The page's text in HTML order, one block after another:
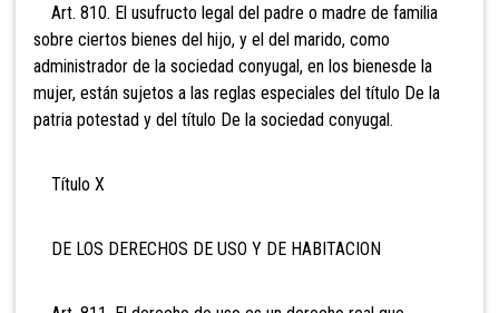
Art. 810. El usufructo legal del padre o madre de familia
sobre ciertos bienes del hijo, y el del marido, como
administrador de la sociedad conyugal, en los bienesde la
mujer, están sujetos a las reglas especiales del título De la
patria potestad y del título De la sociedad conyugal.
Título X
DE LOS DERECHOS DE USO Y DE HABITACION